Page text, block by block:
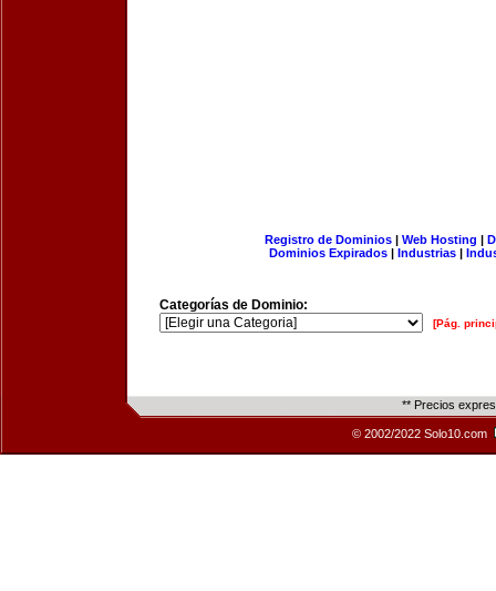
Registro de Dominios| Web Hosting |
Dominios Expirados | Industrias |
Categorías de Dominio:
[Pág.
** Precios
© 2002/2022 Solo10.com